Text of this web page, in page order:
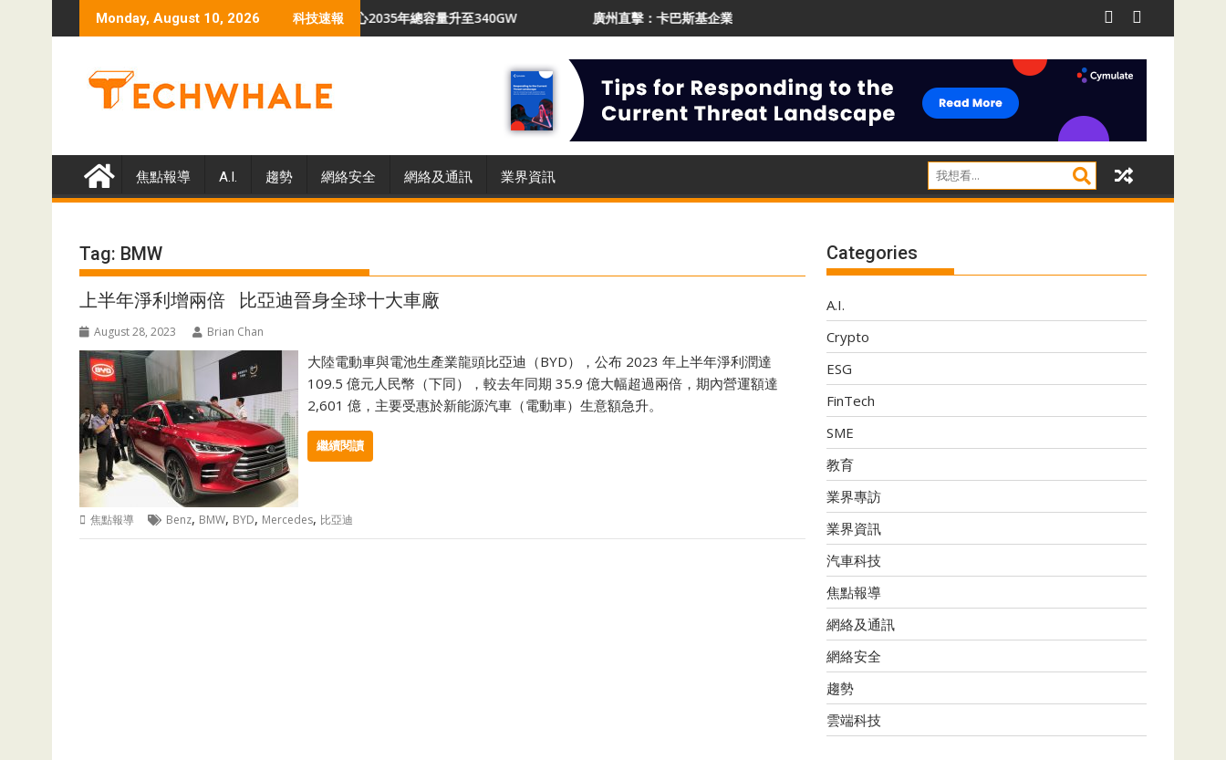
to
Monday, August 10, 2026 科技速報
巴揭示VoidLink勒索軟件危機羅蘭貝格預測 全球數據中心2035年總容量升至340GW 廣州直擊：卡巴斯基企業業務增長21% 推AI Protect應對影子IT威脅 阿里推Qwen 3.8-Max 採用MoE架構兼顧推理效率
焦點報導 A.I. 趨勢 網絡安全 網絡及通訊 業界資訊
Tag: BMW
上半年淨利增兩倍 比亞迪晉身全球十大車廠
August 28, 2023 Brian Chan
大陸電動車與電池生產業龍頭比亞迪（BYD），公布 2023 年上半年淨利潤達
109.5 億元人民幣（下同），較去年同期 35.9 億大幅超過兩倍，期內營運額達
2,601 億，主要受惠於新能源汽車（電動車）生意額急升。
繼續閱讀
焦點報導 Benz, BMW, BYD, Mercedes, 比亞迪
Categories
A.I.
Crypto
ESG
FinTech
SME
教育
業界專訪
業界資訊
汽車科技
焦點報導
網絡及通訊
網絡安全
趨勢
雲端科技